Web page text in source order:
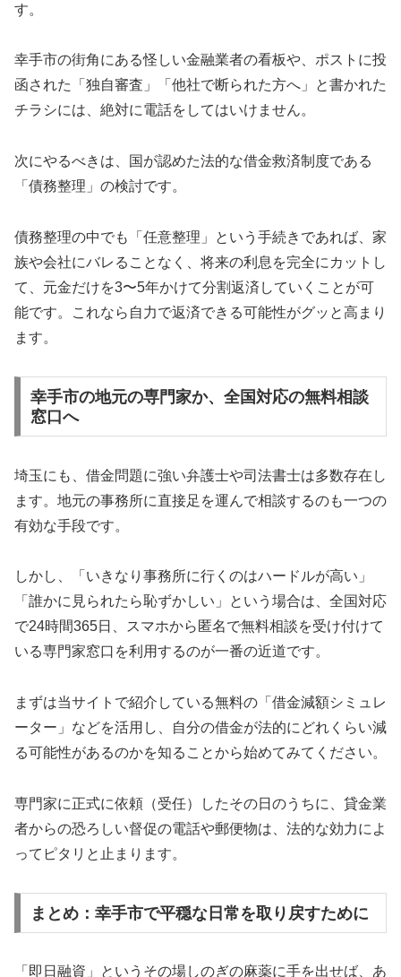
す。
幸手市の街角にある怪しい金融業者の看板や、ポストに投
函された「独自審査」「他社で断られた方へ」と書かれた
チラシには、絶対に電話をしてはいけません。
次にやるべきは、国が認めた法的な借金救済制度である
「債務整理」の検討です。
債務整理の中でも「任意整理」という手続きであれば、家
族や会社にバレることなく、将来の利息を完全にカットし
て、元金だけを3〜5年かけて分割返済していくことが可
能です。これなら自力で返済できる可能性がグッと高まり
ます。
幸手市の地元の専門家か、全国対応の無料相談
窓口へ
埼玉にも、借金問題に強い弁護士や司法書士は多数存在し
ます。地元の事務所に直接足を運んで相談するのも一つの
有効な手段です。
しかし、「いきなり事務所に行くのはハードルが高い」
「誰かに見られたら恥ずかしい」という場合は、全国対応
で24時間365日、スマホから匿名で無料相談を受け付けて
いる専門家窓口を利用するのが一番の近道です。
まずは当サイトで紹介している無料の「借金減額シミュレ
ーター」などを活用し、自分の借金が法的にどれくらい減
る可能性があるのかを知ることから始めてみてください。
専門家に正式に依頼（受任）したその日のうちに、貸金業
者からの恐ろしい督促の電話や郵便物は、法的な効力によ
ってピタリと止まります。
まとめ：幸手市で平穏な日常を取り戻すために
「即日融資」というその場しのぎの麻薬に手を出せば、あ